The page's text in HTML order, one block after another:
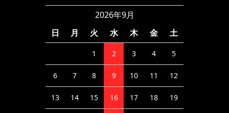
2026年9月
日
月 火 水 木 金 土
1 2 3 4 5
6 7 8 9 10 11 12
13 14 15 16 17 18 19